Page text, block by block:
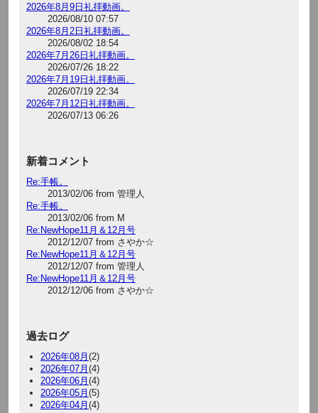
2026年8月9日礼拝動画。
2026/08/10 07:57
2026年8月2日礼拝動画。
2026/08/02 18:54
2026年7月26日礼拝動画。
2026/07/26 18:22
2026年7月19日礼拝動画。
2026/07/19 22:34
2026年7月12日礼拝動画。
2026/07/13 06:26
新着コメント
Re:手帳。
2013/02/06 from 管理人
Re:手帳。
2013/02/06 from M
Re:NewHope11月＆12月号
2012/12/07 from さやか☆
Re:NewHope11月＆12月号
2012/12/07 from 管理人
Re:NewHope11月＆12月号
2012/12/06 from さやか☆
過去ログ
2026年08月(2)
2026年07月(4)
2026年06月(4)
2026年05月(5)
2026年04月(4)